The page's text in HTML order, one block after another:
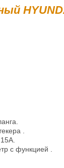
.
с функцией .